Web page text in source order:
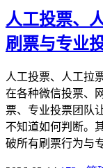
人工投票、
刷票与专业
人工投票、人工拉
在各种微信投票、
票、专业投票团队
不知道如何判断。
破所有刷票行为与